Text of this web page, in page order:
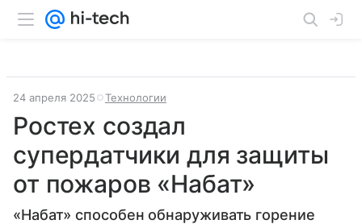
24 апреля 2025 Технологии
Ростех создал
супердатчики для защиты
от пожаров «Набат»
«Набат» способен обнаруживать горение